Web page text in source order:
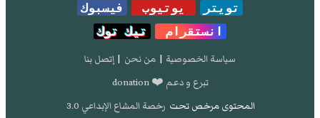
تويتر يوتيوب
فيسبوك
انستقرام
تيك توك
سياسة الخصوصية | من نحن | إتصل بنا
تبرع و دعم ❤️ donation
المحتوى مرخص تحت رخصة المشاع الإبداعي 3.0